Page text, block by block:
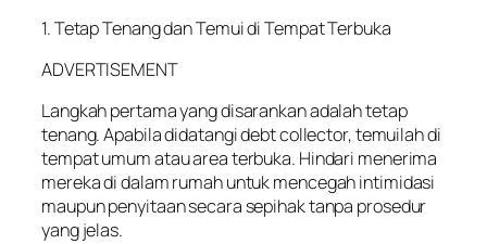
1. Tetap Tenang dan Temui di Tempat Terbuka
ADVERTISEMENT
Langkah pertama yang disarankan adalah tetap
tenang. Apabila didatangi debt collector, temuilah di
tempat umum atau area terbuka. Hindari menerima
mereka di dalam rumah untuk mencegah intimidasi
maupun penyitaan secara sepihak tanpa prosedur
yang jelas.